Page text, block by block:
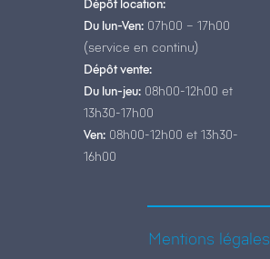
Dépôt location:
Du lun-Ven: 07h00 – 17h00
(service en continu)
Dépôt vente:
Du lun-jeu: 08h00-12h00 et
13h30-17h00
Ven: 08h00-12h00 et 13h30-
16h00
Mentions légales